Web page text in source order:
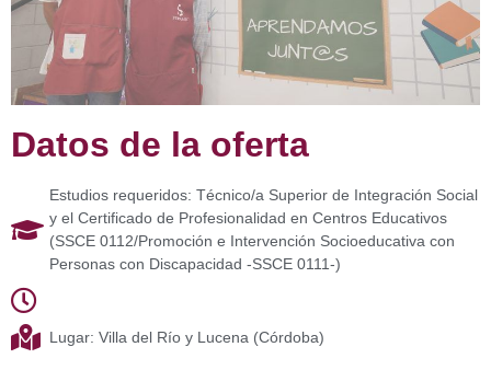
Datos de la oferta
Estudios requeridos: Técnico/a Superior de Integración Social
y el Certificado de Profesionalidad en Centros Educativos
(SSCE 0112/Promoción e Intervención Socioeducativa con
Personas con Discapacidad -SSCE 0111-)
Lugar: Villa del Río y Lucena (Córdoba)